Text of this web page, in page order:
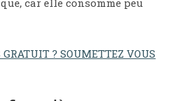
? SOUMETTEZ VOUS